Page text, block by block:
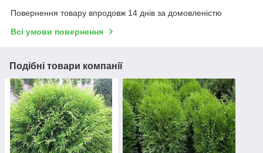
Повернення товару впродовж 14 днів за домовленістю
Всі умови повернення
Подібні товари компанії